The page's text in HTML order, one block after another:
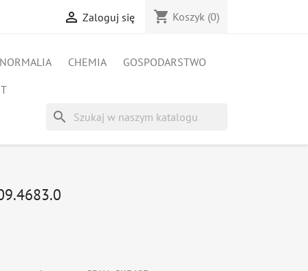
 Zaloguj się shopping_cart Koszyk (0)
NORMALIA CHEMIA
GOSPODARSTWO
search